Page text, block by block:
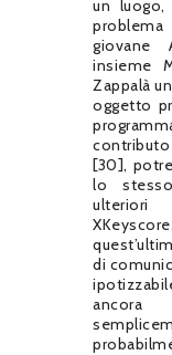
un
giovane
insieme
Zappalà
oggetto
contributo
[30],
lo
ulteriori
di